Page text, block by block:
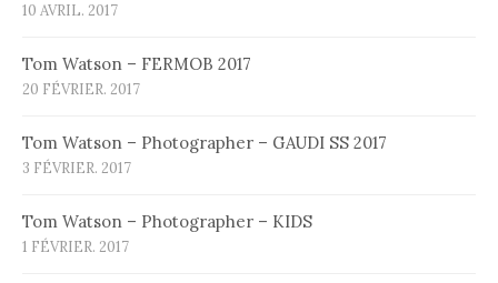
10 AVRIL. 2017
Tom Watson – FERMOB 2017
20 FÉVRIER. 2017
Tom Watson – Photographer – GAUDI SS 2017
3 FÉVRIER. 2017
Tom Watson – Photographer – KIDS
1 FÉVRIER. 2017